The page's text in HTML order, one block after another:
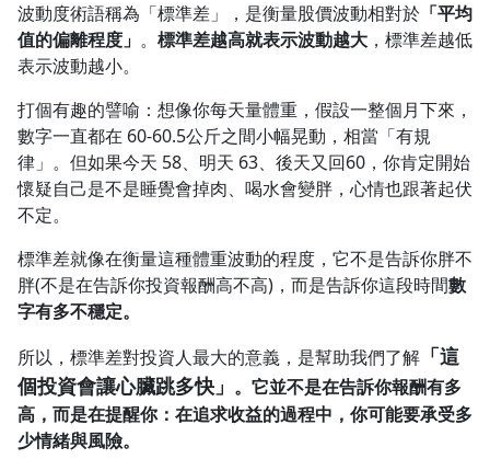
波動度術語稱為「標準差」，是衡量股價波動相對於 「平均
值的偏離程度」 。 標準差越高就表示波動越大 ，標準差越低
表示波動越小。
打個有趣的譬喻：想像你每天量體重，假設一整個月下來，
數字一直都在 60-60.5公斤之間小幅晃動，相當「有規
律」。但如果今天 58、明天 63、後天又回60，你肯定開始
懷疑自己是不是睡覺會掉肉、喝水會變胖，心情也跟著起伏
不定。
標準差就像在衡量這種體重波動的程度，它不是告訴你胖不
胖(不是在告訴你投資報酬高不高)，而是告訴你這段時間數
字有多不穩定。
所以，標準差對投資人最大的意義，是幫助我們了解 「這
個投資會讓心臟跳多快」 。它並不是在告訴你報酬有多
高，而是在提醒你：在追求收益的過程中，你可能要承受多
少情緒與風險。